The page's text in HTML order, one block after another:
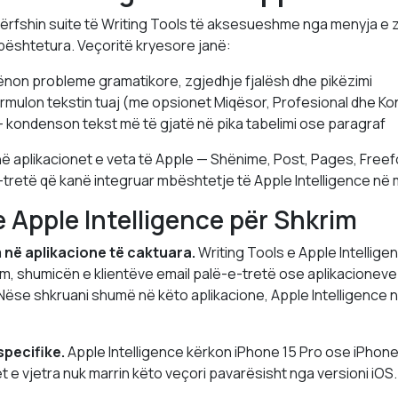
suite të Writing Tools të aksesueshme nga menyja
Veçoritë kryesore janë:
probleme gramatikore, zgjedhje fjalësh dhe pikëzimi
tekstin tuaj (me opsionet Miqësor, Profesional dhe
tekst më të gjatë në pika tabelimi ose paragraf
aplikacionet e veta të Apple — Shënime, Post, Pages,
që kanë integruar mbështetje të Apple Intelligence në
Apple Intelligence për Shkrim
aplikacione të caktuara.Writing Tools e Apple
shumicën e klientëve email palë-e-tretë ose
shkruani shumë në këto aplikacione, Apple Intelligence
Apple Intelligence kërkon iPhone 15 Pro ose
e vjetra nuk marrin këto veçori pavarësisht nga versioni iOS.